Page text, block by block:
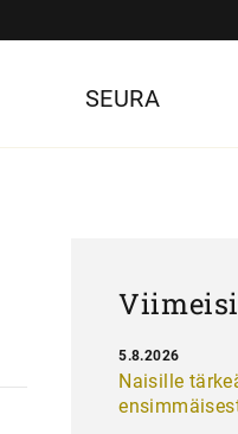
SEURA
Naisille
5.8.2026